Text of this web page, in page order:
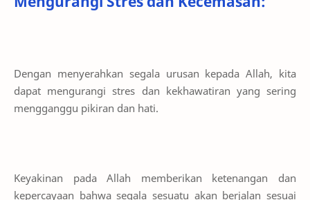
Dengan menyerahkan segala urusan kepada Allah, kita
dapat mengurangi stres dan kekhawatiran yang sering
mengganggu pikiran dan hati.
Keyakinan pada Allah memberikan ketenangan dan
kepercayaan bahwa segala sesuatu akan berjalan sesuai